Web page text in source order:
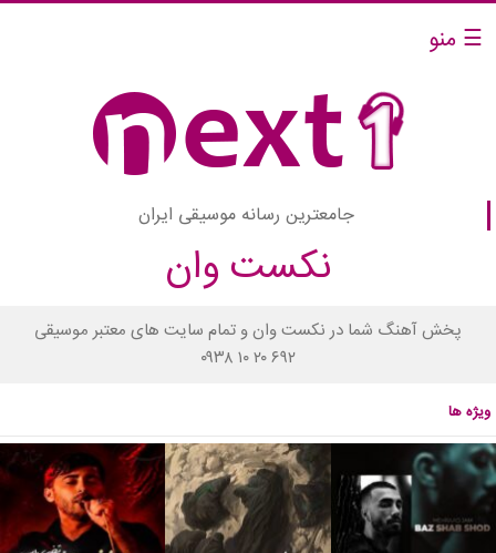
☰ منو
جامعترین رسانه موسیقی ایران
نکست وان
پخش آهنگ شما در نکست وان و تمام سایت های معتبر موسیقی
۰۹۳۸ ۱۰ ۲۰ ۶۹۲
ویژه ها